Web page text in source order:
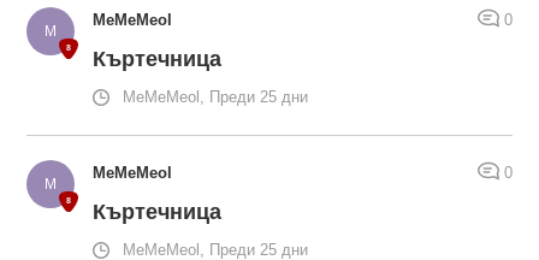
MeMeMeol 0
Къртечница
MeMeMeol, Преди 25 дни
MeMeMeol 0
Къртечница
MeMeMeol, Преди 25 дни